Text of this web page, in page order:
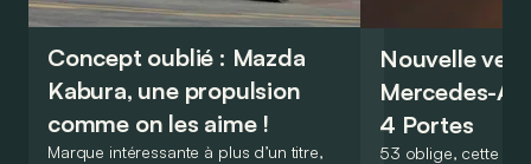
Concept oublié : Mazda
Kabura, une propulsion
comme on les aime !
Marque intéressante à plus d’un titre,
Nouvelle
Mercedes-
4 Portes
53 oblige, cette